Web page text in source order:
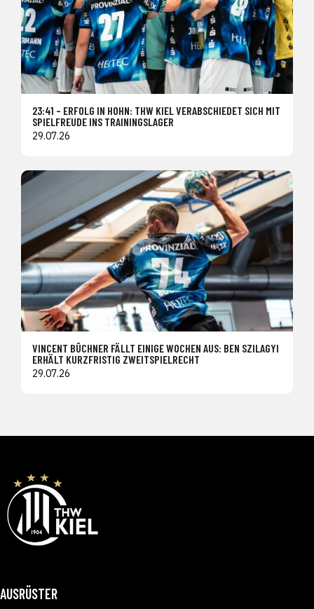
23:41 – ERFOLG IN HOHN: THW KIEL VERABSCHIEDET SICH MIT
SPIELFREUDE INS TRAININGSLAGER
29.07.26
VINCENT BÜCHNER FÄLLT EINIGE WOCHEN AUS: BEN SZILAGYI
ERHÄLT KURZFRISTIG ZWEITSPIELRECHT
29.07.26
AUSRÜSTER